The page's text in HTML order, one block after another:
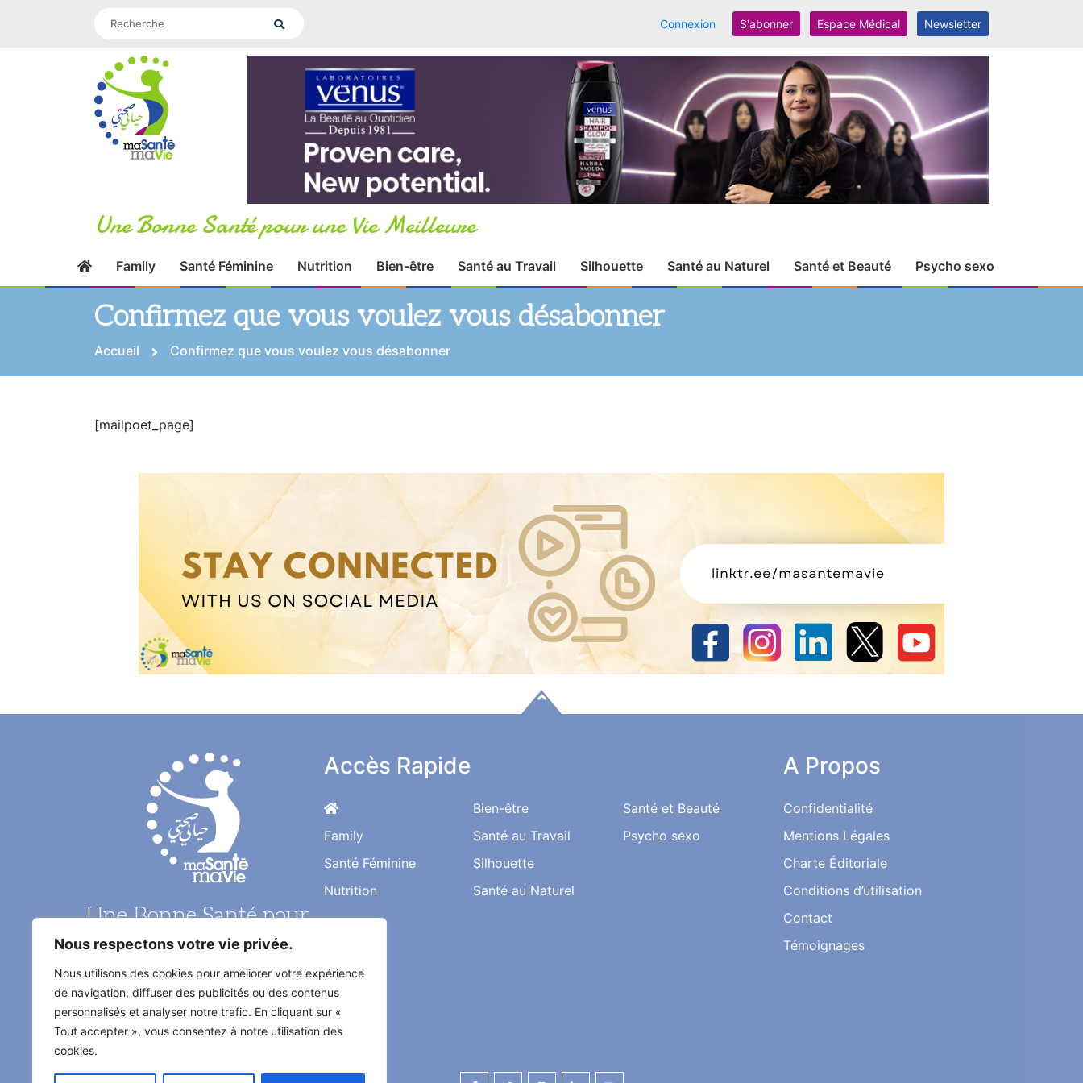
Nous respectons votre vie privée.
Nous utilisons des cookies pour améliorer votre expérience
de navigation, diffuser des publicités ou des contenus
personnalisés et analyser notre trafic. En cliquant sur «
Tout accepter », vous consentez à notre utilisation des
cookies.
Connexion S'abonner Espace Médical Newsletter
Une Bonne Santé pour une Vie Meilleure
Family Santé Féminine Nutrition Bien-être Santé au Travail Silhouette Santé au Naturel Santé et Beauté Psycho sexo
Confirmez que vous voulez vous désabonner
Accueil Confirmez que vous voulez vous désabonner
[mailpoet_page]
Une Bonne Santé pour
une Vie Meilleure
Le magazine santé au quotidien de
l'information médical décrypté par
les médecins et les experts
Accès Rapide
Family
Santé Féminine
Nutrition
Bien-être
Santé au Travail
Silhouette
Santé au Naturel
Santé et Beauté
Psycho sexo
A Propos
Confidentialité
Mentions Légales
Charte Éditoriale
Conditions d’utilisation
Contact
Témoignages